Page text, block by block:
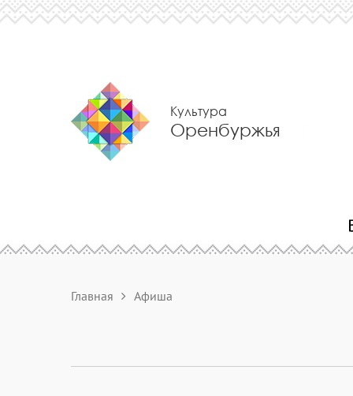
Культура
Оренбуржья
Главная Афиша